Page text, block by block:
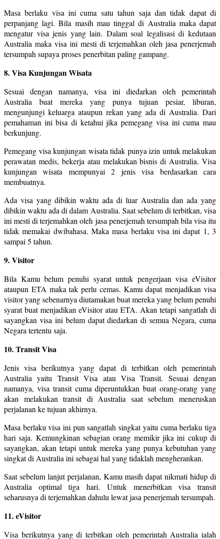
Masa berlaku visa ini cuma satu tahun saja dan tidak dapat di
perpanjang lagi. Bila masih mau tinggal di Australia maka dapat
mengatur visa jenis yang lain. Dalam soal legalisasi di kedutaan
Australia maka visa ini mesti di terjemahkan oleh jasa penerjemah
tersumpah supaya proses penerbitan paling gampang.
8. Visa Kunjungan Wisata
Sesuai dengan namanya, visa ini diedarkan oleh pemerintah
Australia buat mereka yang punya tujuan pesiar, liburan,
mengunjungi keluarga ataupun rekan yang ada di Australia. Dari
pemahaman ini bisa di ketahui jika pemegang visa ini cuma mau
berkunjung.
Pemegang visa kunjungan wisata tidak punya izin untuk melakukan
perawatan medis, bekerja atau melakukan bisnis di Australia. Visa
kunjungan wisata mempunyai 2 jenis visa berdasarkan cara
membuatnya.
Ada visa yang dibikin waktu ada di luar Australia dan ada yang
dibikin waktu ada di dalam Australia. Saat sebelum di terbitkan, visa
ini mesti di terjemahkan oleh jasa penerjemah tersumpah bila visa itu
tidak memakai dwibahasa. Maka masa berlaku visa ini dapat 1, 3
sampai 5 tahun.
9. Visitor
Bila Kamu belum penuhi syarat untuk pengerjaan visa eVisitor
ataupun ETA maka tak perlu cemas. Kamu dapat menjadikan visa
visitor yang sebenarnya diutamakan buat mereka yang belum penuhi
syarat buat menjadikan eVisitor atau ETA. Akan tetapi sangatlah di
sayangkan visa ini belum dapat diedarkan di semua Negara, cuma
Negara tertentu saja.
10. Transit Visa
Jenis visa berikutnya yang dapat di terbitkan oleh pemerintah
Australia yaitu Transit Visa atau Visa Transit. Sesuai dengan
namanya, visa transit cuma diperuntukkan buat orang-orang yang
akan melakukan transit di Australia saat sebelum meneruskan
perjalanan ke tujuan akhirnya.
Masa berlaku visa ini pun sangatlah singkat yaitu cuma berlaku tiga
hari saja. Kemungkinan sebagian orang memikir jika ini cukup di
sayangkan, akan tetapi untuk mereka yang punya kebutuhan yang
singkat di Australia ini sebagai hal yang tidaklah mengherankan.
Saat sebelum lanjut perjalanan, Kamu masih dapat nikmati hidup di
Australia optimal tiga hari. Untuk menerbitkan visa transit
seharusnya di terjemahkan dahulu lewat jasa penerjemah tersumpah.
11. eVisitor
Visa berikutnya yang di terbitkan oleh pemerintah Australia ialah